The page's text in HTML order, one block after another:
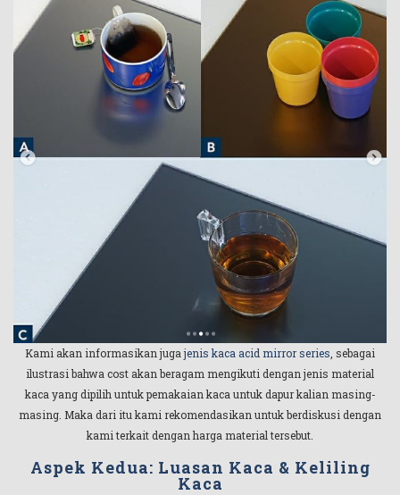
Kami akan informasikan juga jenis kaca acid mirror series , sebagai
ilustrasi bahwa cost akan beragam mengikuti dengan jenis material
kaca yang dipilih untuk pemakaian kaca untuk dapur kalian masing-
masing. Maka dari itu kami rekomendasikan untuk berdiskusi dengan
kami terkait dengan harga material tersebut.
Aspek Kedua: Luasan Kaca & Keliling
Kaca